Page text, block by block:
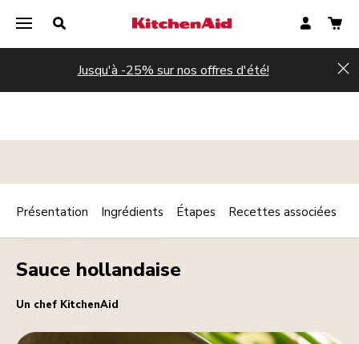
Jusqu'à -25% sur nos offres d'été!
SAUCES VINAIGRETTES Print
Sauce hollandaise
Un chef KitchenAid
Présentation Ingrédients Étapes Recettes associées